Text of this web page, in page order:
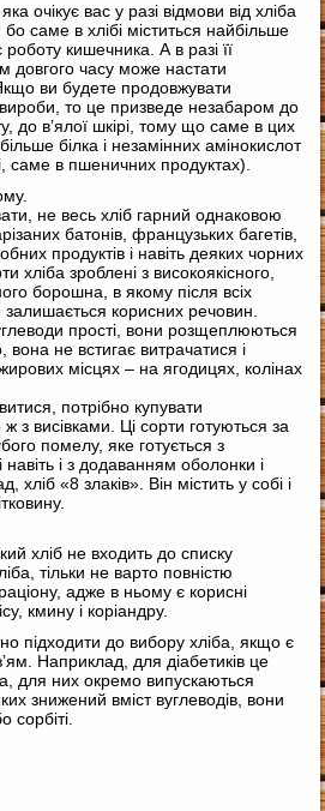
очікує вас у разі відмови від хліба
саме в хлібі міститься найбільше
роботу кишечника. А в разі її
довгого часу може настати
ви будете продовжувати
вироби, то це призведе незабаром до
до в’ялої шкірі, тому що саме в цих
білка і незамінних амінокислот
саме в пшеничних продуктах).
не весь хліб гарний однаковою
батонів, французьких багетів,
продуктів і навіть деяких чорних
хліба зроблені з високоякісного,
борошна, в якому після всіх
корисних речовин.
прості, вони розщеплюються
вона не встигає витрачатися і
місцях – на ягодицях, колінах
потрібно купувати
з висівками. Ці сорти готуються за
помелу, яке готується з
і з додаванням оболонки і
хліб «8 злаків». Він містить у собі і
хліб не входить до списку
тільки не варто повністю
адже в ньому є корисні
кмину і коріандру.
підходити до вибору хліба, якщо є
Наприклад, для діабетиків це
для них окремо випускаються
знижений вміст вуглеводів, вони
сорбіті.